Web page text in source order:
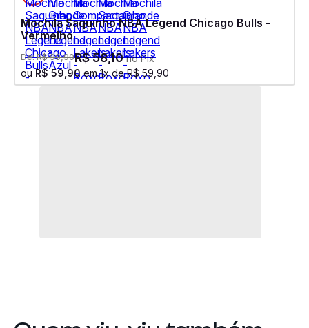
Mochila Saquinho NBA Legend Chicago Bulls -
Vermelho
De:R$ 99,90R$58,10no Pix
ouR$ 59,90em1x deR$ 59 90